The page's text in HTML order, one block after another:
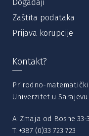
Događaji
Zaštita podataka
Prijava korupcije
Kontakt?
Prirodno-
Univerzitet u Sarajevu
A: Zmaja od Bosne 33-
T: +387 (0)33 723 723